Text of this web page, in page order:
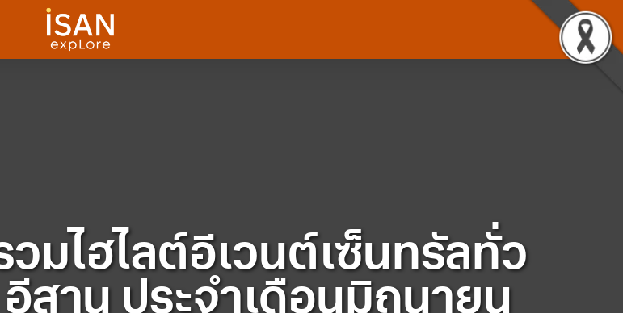
วมไฮไลต์อีเวนต์เซ็นทรัลทั่ว
อีสาน ประจำเดือนมิถุนายน